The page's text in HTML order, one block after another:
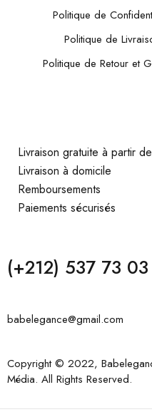
Politique de
Politique de
Politique de Retour et
Livraison gratuite à partir
Livraison à domicile
Remboursements
Paiements sécurisés
(+212) 537 73
babelegance@gmail.com
Copyright © 2022,
Média. All Rights Reserved.